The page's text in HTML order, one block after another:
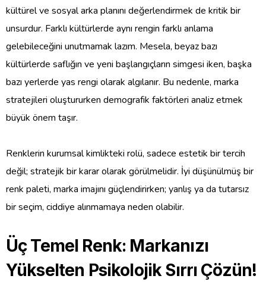
kültürel ve sosyal arka planını değerlendirmek de kritik bir
unsurdur. Farklı kültürlerde aynı rengin farklı anlama
gelebileceğini unutmamak lazım. Mesela, beyaz bazı
kültürlerde saflığın ve yeni başlangıçların simgesi iken, başka
bazı yerlerde yas rengi olarak algılanır. Bu nedenle, marka
stratejileri oluştururken demografik faktörleri analiz etmek
büyük önem taşır.
Renklerin kurumsal kimlikteki rolü, sadece estetik bir tercih
değil; stratejik bir karar olarak görülmelidir. İyi düşünülmüş bir
renk paleti, marka imajını güçlendirirken; yanlış ya da tutarsız
bir seçim, ciddiye alınmamaya neden olabilir.
Üç Temel Renk: Markanızı
Yükselten Psikolojik Sırrı Çözün!